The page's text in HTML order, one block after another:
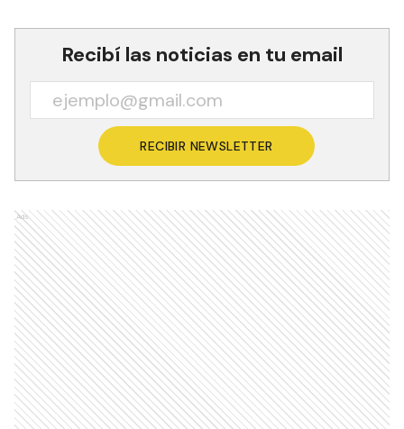
Recibí las noticias en tu email
RECIBIR NEWSLETTER
Ads